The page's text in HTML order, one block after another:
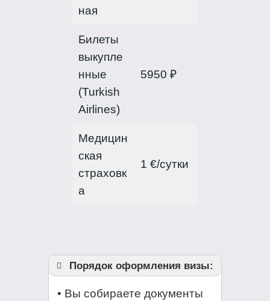
ная
Билеты
выкупле
нные
(Turkish
Airlines)
5950 ₽
Медицин
ская
страховк
а
1 €/сутки
Порядок оформления визы:
• Вы собираете документы